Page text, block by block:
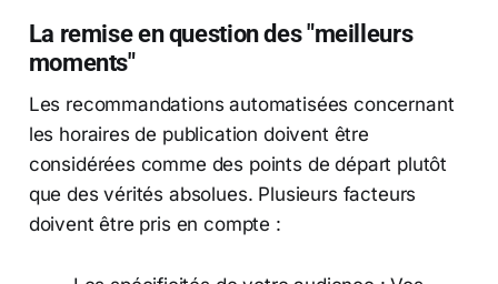
La remise en question des "meilleurs
moments"
Les recommandations automatisées concernant
les horaires de publication doivent être
considérées comme des points de départ plutôt
que des vérités absolues. Plusieurs facteurs
doivent être pris en compte :